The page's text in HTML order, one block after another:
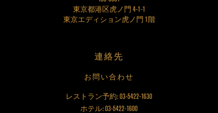
東京都港区虎ノ門 4-1-1
東京エディション虎ノ門 1階
連絡先
お問い合わせ
レストラン予約:03-5422-1630
ホテル:03-5422-1600